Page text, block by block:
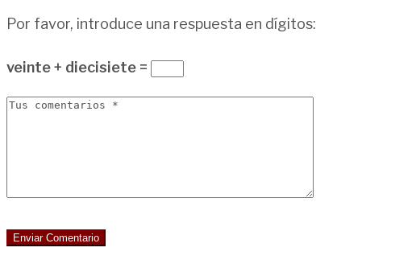
Por favor, introduce una respuesta en dígitos:
veinte + diecisiete =